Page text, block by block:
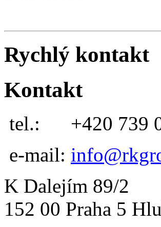
Rychlý kontakt
Kontakt
tel.: +420 739
e-mail:
K Dalejím 89/2
152 00 Praha 5